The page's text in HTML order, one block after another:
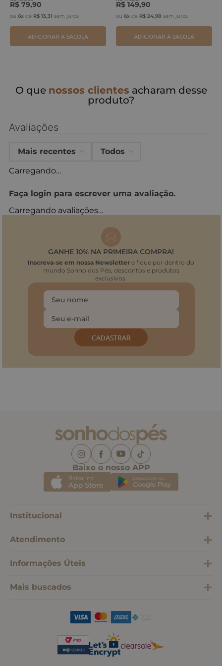
R$ 79,90
ou 6x de R$ 13,31 sem juros
ADICIONAR A SACOLA
R$ 149,90
ou 6x de R$ 24,98 sem juros
ADICIONAR A SACOLA
O que nossos clientes acharam desse
produto?
Avaliações
Carregando…
Faça login para escrever uma avaliação.
Mais recentes Todos
Carregando avaliações…
GANHE 10% NA PRIMEIRA COMPRA!
Inscreva-se em nossa Newsletter e fique por dentro do
mundo Sonho dos Pés, descontos e produtos
exclusivos.
CADASTRAR
Baixe o nosso APP
Institucional
Atendimento
Informações Úteis
Mais buscados